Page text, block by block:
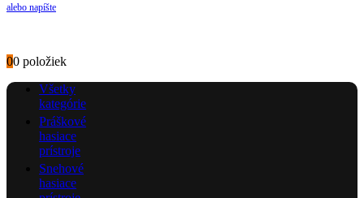
alebo napíšte
00 položiek
Všetky
kategórie
Práškové
hasiace
prístroje
Snehové
hasiace